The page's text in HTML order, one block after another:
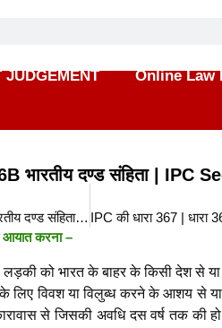
JUDGEMENT Online Law
भारतीय दण्ड संहिता |
IPC की धारा 366A | धारा 366A भारतीय दण्ड संहिता | IPC Section 366A In Hindi
करना –
को भारत के बाहर के किसी देश से
विवश या विलुब्ध करने के आशय से या
से जिसकी अवधि दस वर्ष तक की